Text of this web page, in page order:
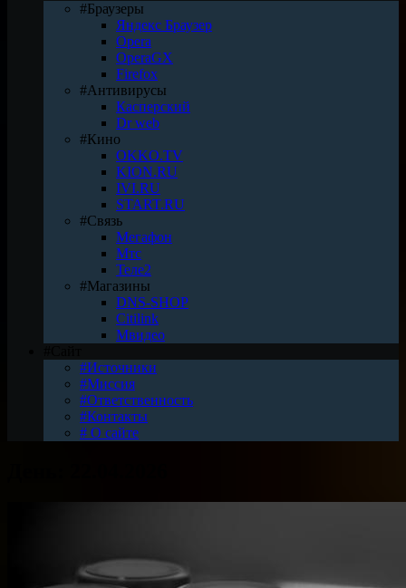
#Браузеры
Яндекс Браузер
Opera
OperaGX
Firefox
#Антивирусы
Касперский
Dr web
#Кино
OKKO.TV
KION.RU
IVI.RU
START.RU
#Связь
Мегафон
Мтс
Теле2
#Магазины
DNS-SHOP
Citilink
Мвидео
#Источники
#Миссия
#Ответственность
#Контакты
# О сайте